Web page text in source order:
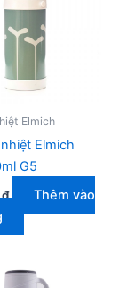
Elmich
Elmich
G5
₫
Thêm vào